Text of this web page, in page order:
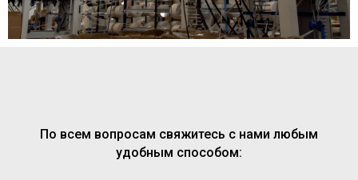
По всем вопросам свяжитесь с нами любым
удобным способом: